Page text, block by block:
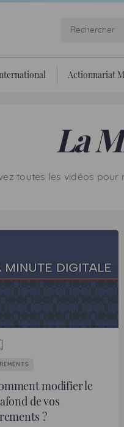
Actionnariat
La
toutes les vidéos pour
modifier le
de vos
?